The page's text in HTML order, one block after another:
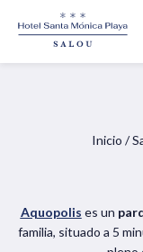
Inicio /
Aquopolis es un
familia, situado a 5